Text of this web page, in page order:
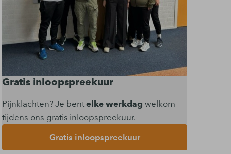
Gratis inloopspreekuur
Pijnklachten? Je bent elke werkdag welkom
tijdens ons gratis inloopspreekuur.
Gratis inloopspreekuur